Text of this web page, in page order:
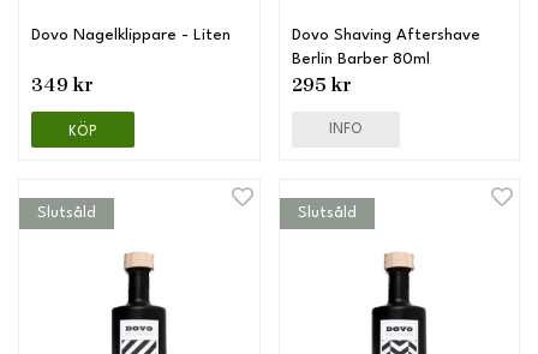
Dovo Nagelklippare - Liten
349 kr
KÖP
Dovo Shaving Aftershave
Berlin Barber 80ml
295 kr
INFO
Slutsåld Slutsåld